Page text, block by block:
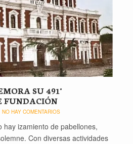
SU 491°
FUNDACIÓN
NO HAY COMENTARIOS
hay izamiento de pabellones,
Con diversas actividades